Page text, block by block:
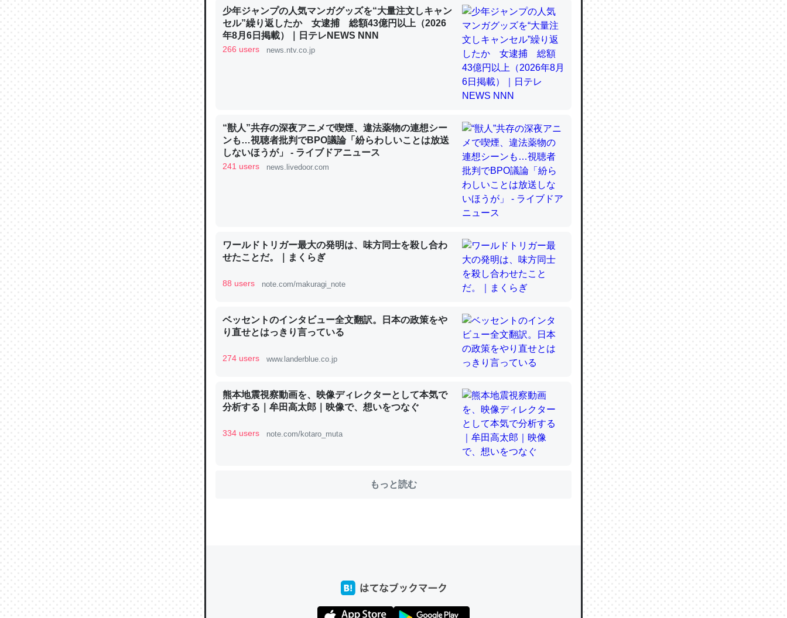
昆虫ってカルシウム少ないのか。知らんかった。調べたらコオロギのカルシウム分はエビ
─ニュース :: 【研究発表】昆虫学の大問題＝「昆虫はなぜ海にいないのか」に関する新仮説
論文では「淡水はカルシウムも酸素も不足してて両方に不利だから両方が拮抗してるので
は」とあって面白い。海にいる鋏角類（カブトガニ・ウミグモ）はカルシウムを使わずキ
─ニュース :: 【研究発表】昆虫学の大問題＝「昆虫はなぜ海にいないのか」に関する新仮説
ウチもEchoを実家に置いて４年。でたまに覗いてる。ぼちぼちRingも置こうかと画策
中。あと、Googleマップで位置情報を共有してる。電池残量や充電中かが分かるのでこ
れ見て生きてるなって分かる。
─たまにLINEするくらいだった遠方の父67歳と僕。ITツール導入でコミュニケーションが劇的に変化し
少年ジャンプの人気マンガグッズを“大量注文しキャン
セル”繰り返したか 女逮捕 総額43億円以上（2026
年8月6日掲載）｜日テレNEWS NNN
266 users news.ntv.co.jp
“獣人”共存の深夜アニメで喫煙、違法薬物の連想シー
ンも…視聴者批判でBPO議論「紛らわしいことは放送
しないほうが」 - ライブドアニュース
241 users news.livedoor.com
ワールドトリガー最大の発明は、味方同士を殺し合わ
せたことだ。｜まくらぎ
88 users note.com/makuragi_note
ベッセントのインタビュー全文翻訳。日本の政策をや
り直せとはっきり言っている
274 users www.landerblue.co.jp
熊本地震視察動画を、映像ディレクターとして本気で
分析する｜牟田高太郎｜映像で、想いをつなぐ
334 users note.com/kotaro_muta
もっと読む